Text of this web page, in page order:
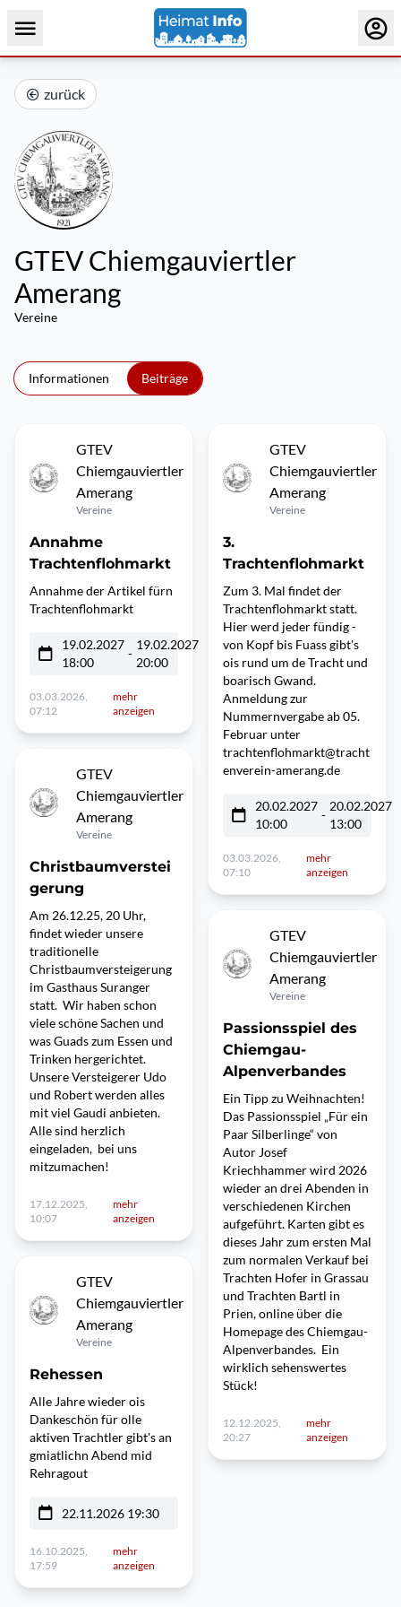
zurück
GTEV Chiemgauviertler
Amerang
Vereine
Informationen Beiträge
GTEV
Chiemgauviertler
Amerang
Vereine
Annahme
Trachtenflohmarkt
Annahme der Artikel fürn
Trachtenflohmarkt
19.02.2027
18:00
-
19.02.2027
20:00
03.03.2026,
07:12
mehr
anzeigen
GTEV
Chiemgauviertler
Amerang
Vereine
Christbaumverstei
gerung
Am 26.12.25, 20 Uhr,
findet wieder unsere
traditionelle
Christbaumversteigerung
im Gasthaus Suranger
statt. Wir haben schon
viele schöne Sachen und
was Guads zum Essen und
Trinken hergerichtet.
Unsere Versteigerer Udo
und Robert werden alles
mit viel Gaudi anbieten.
Alle sind herzlich
eingeladen, bei uns
mitzumachen!
17.12.2025,
10:07
mehr
anzeigen
GTEV
Chiemgauviertler
Amerang
Vereine
Rehessen
Alle Jahre wieder ois
Dankeschön für olle
aktiven Trachtler gibt's an
gmiatlichn Abend mid
Rehragout
22.11.2026 19:30
16.10.2025,
17:59
mehr
anzeigen
GTEV
Chiemgauviertler
Amerang
Vereine
3.
Trachtenflohmarkt
Zum 3. Mal findet der
Trachtenflohmarkt statt.
Hier werd jeder fündig -
von Kopf bis Fuass gibt's
ois rund um de Tracht und
boarisch Gwand.
Anmeldung zur
Nummernvergabe ab 05.
Februar unter
trachtenflohmarkt@tracht
enverein-amerang.de
20.02.2027
10:00
-
20.02.2027
13:00
03.03.2026,
07:10
mehr
anzeigen
GTEV
Chiemgauviertler
Amerang
Vereine
Passionsspiel des
Chiemgau-
Alpenverbandes
Ein Tipp zu Weihnachten!
Das Passionsspiel „Für ein
Paar Silberlinge“ von
Autor Josef
Kriechhammer wird 2026
wieder an drei Abenden in
verschiedenen Kirchen
aufgeführt. Karten gibt es
dieses Jahr zum ersten Mal
zum normalen Verkauf bei
Trachten Hofer in Grassau
und Trachten Bartl in
Prien, online über die
Homepage des Chiemgau-
Alpenverbandes. Ein
wirklich sehenswertes
Stück!
12.12.2025,
20:27
mehr
anzeigen